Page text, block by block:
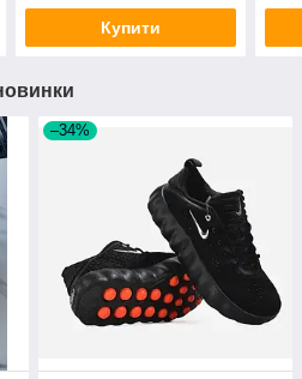
Купити
–34%